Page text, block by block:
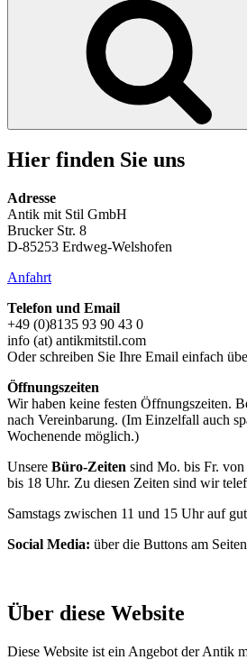
Hier finden Sie uns
Adresse
Antik mit Stil GmbH
Brucker Str. 8
D-85253 Erdweg-Welshofen
Anfahrt
Telefon und Email
+49 (0)8135 93 90 43 0
info (at) antikmitstil.com
Oder schreiben Sie Ihre Email einfach
Öffnungszeiten
Wir haben keine festen Öffnungszeiten.
nach Vereinbarung. (Im Einzelfall auch
Wochenende möglich.)
Unsere Büro-Zeiten sind Mo. bis Fr.
bis 18 Uhr. Zu diesen Zeiten sind wir
Samstags zwischen 11 und 15 Uhr auf
Social Media: über die Buttons am
Über diese Website
Diese Website ist ein Angebot der Antik